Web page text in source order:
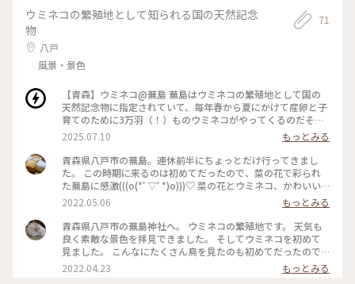
ウミネコの繁殖地として知られる国の天然記念
物
八戸
風景・景色
71
【青森】ウミネコ@蕪島 蕪島はウミネコの繁殖地として国の
天然記念物に指定されていて、毎年春から夏にかけて産卵と子
育てのために3万羽（！）ものウミネコがやってくるのだそう
です。 この日も、蕪嶋神社を中心にものすごい数のウミネコた
ちの姿が！神社にもウミネコ、鳥居にもウミネコ、地面にもウ
ミネコ、植え込みにもウミネコ。 ここに来る前に想像し てい
た数の100倍いました😳 繁殖地に指定されてから100年にも及
ぶとのことで、ウミネコたちもすっかりリラックスモード。
観光客は一生懸命フン避けの傘を差しながらウミネコの間を申
し訳なさそうに通っていました。 ウミネコファースト...！笑
子供たちはだいぶ大きく育っていたのですが、ヒナの姿もちら
ほら。 ホワホワの羽毛とつぶらな瞳がとっても可愛かったで
す。 青い空と海を背に飛び回るウミネコが目の前で見ることが
できて大感動でした✨いつまでも安心してここに来てもらえた
らいいなあ☺️ #青森 #八戸 #ウミネコ #夏 #海 #一人旅 #ゆるり
2025.07.10
もっとみる
青森県八戸市の蕪島。連休前半にちょっとだけ行ってきまし
た。 この時期に来るのは初めてだったので、菜の花で彩られ
た蕪島に感激(((o(*ﾟ▽ﾟ*)o)))♡ 菜の花とウミネコ、かわいい
💕 3枚目の2羽のウミネコさんはご夫婦かな？ 他のウミネコ
が近づくと、1羽が威嚇して追い払っていました。 ウミネコの
繁殖地の蕪島。これからたくさんのヒナが生まれてきますね🐣
みんな無事に育ちますように… #ヒーリング旅 #春風さんぽ
#Myことりっぷ #青森県 #八戸市
2022.05.06
もっとみる
青森県八戸市の蕪島神社へ。 ウミネコの繁殖地です。 天気も
良く素敵な景色を拝見できました。 そしてウミネコを初めて
見ました。 こんなにたくさん鳥を見たのも初めてだったので
少し不思議な光景でした！ ちょうど繁殖期に入るようでたま
ごをあたためている親鳥も見かけました。 帰り掛けにポケモ
2022.04.23 もっとみる